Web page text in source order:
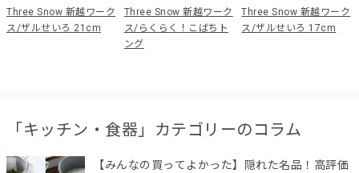
Three Snow 新越ワーク
ス/ザルせいろ 21cm
Three Snow 新越ワーク
ス/らくらく！こばちト
ング
Three Snow 新越ワーク
ス/ザルせいろ 17cm
「キッチン・食器」カテゴリーのコラム
【みんなの買ってよかった】隠れた名品！高評価